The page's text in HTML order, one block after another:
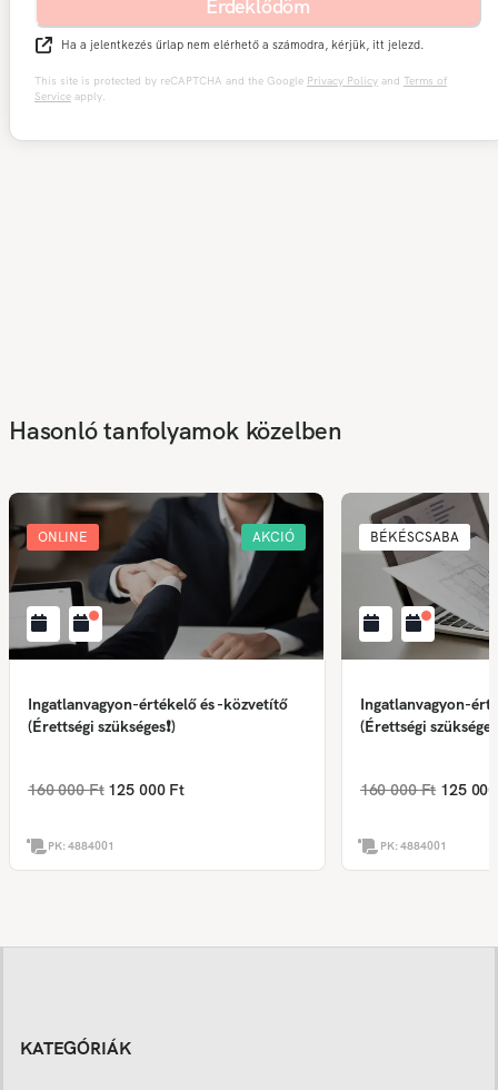
Érdeklődöm
Ha a jelentkezés űrlap nem elérhető a számodra, kérjük, itt jelezd.
This site is protected by reCAPTCHA and the Google Privacy Policy and Terms of
Service apply.
Hasonló tanfolyamok közelben
ONLINE AKCIÓ
Ingatlanvagyon-értékelő és -közvetítő
(Érettségi szükséges❗)
160 000 Ft 125 000 Ft
PK:4884001
BÉKÉSCSABA
Ingatlanvagyon-
(Érettségi
160 000 Ft 125
PK:4884001
KATEGÓRIÁK